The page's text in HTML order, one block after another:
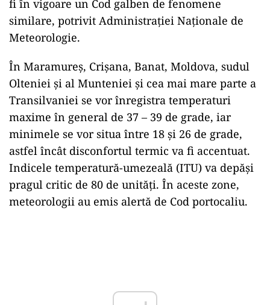
fi în vigoare un Cod galben de fenomene
similare, potrivit Administraţiei Naţionale de
Meteorologie.
În Maramureş, Crişana, Banat, Moldova, sudul
Olteniei şi al Munteniei şi cea mai mare parte a
Transilvaniei se vor înregistra temperaturi
maxime în general de 37 – 39 de grade, iar
minimele se vor situa între 18 şi 26 de grade,
astfel încât disconfortul termic va fi accentuat.
Indicele temperatură-umezeală (ITU) va depăşi
pragul critic de 80 de unităţi. În aceste zone,
meteorologii au emis alertă de Cod portocaliu.